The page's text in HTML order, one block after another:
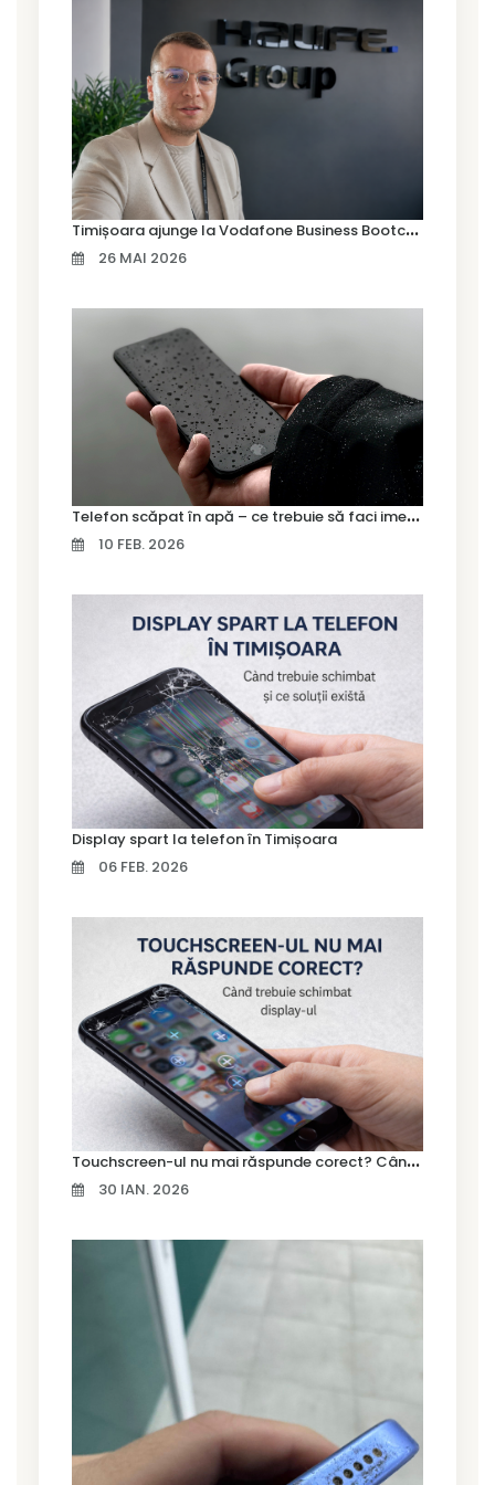
T
imișoara ajunge la Vodafone Business Bootcamp prin Marius Cermian de la Armour România
26 MAI 2026
T
elefon scăpat în apă – ce trebuie să faci imediat și ce greșeli să eviți
10 FEB. 2026
Display spart la telefon în Timișoara
06 FEB. 2026
T
ouchscreen-ul nu mai răspunde corect? Când trebuie schimbat display-ul
30 IAN. 2026